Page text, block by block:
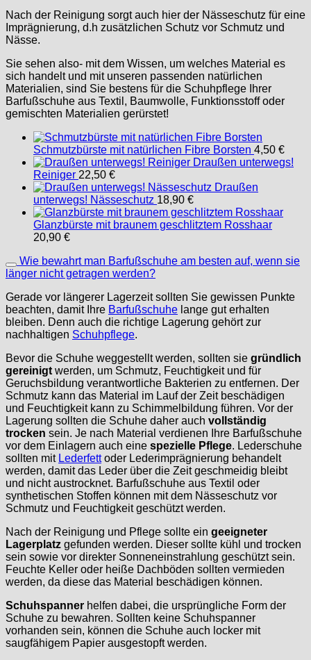
Nach der Reinigung sorgt auch hier der Nässeschutz für eine
Imprägnierung, d.h zusätzlichen Schutz vor Schmutz und
Nässe.
Sie sehen also- mit dem Wissen, um welches Material es
sich handelt und mit unseren passenden natürlichen
Materialien, sind Sie bestens für die Schuhpflege Ihrer
Barfußschuhe aus Textil, Baumwolle, Funktionsstoff oder
gemischten Materialien gerürstet!
Schmutzbürste mit natürlichen Fibre Borsten 4,50 €
Draußen unterwegs!
Reiniger 22,50 €
Draußen
unterwegs! Nässeschutz 18,90 €
Glanzbürste mit braunem geschlitztem Rosshaar
20,90 €
Wie bewahrt man Barfußschuhe am besten auf, wenn sie
länger nicht getragen werden?
Gerade vor längerer Lagerzeit sollten Sie gewissen Punkte
beachten, damit Ihre Barfußschuhe lange gut erhalten
bleiben. Denn auch die richtige Lagerung gehört zur
nachhaltigen Schuhpflege.
Bevor die Schuhe weggestellt werden, sollten sie gründlich
gereinigt werden, um Schmutz, Feuchtigkeit und für
Geruchsbildung verantwortliche Bakterien zu entfernen. Der
Schmutz kann das Material im Lauf der Zeit beschädigen
und Feuchtigkeit kann zu Schimmelbildung führen. Vor der
Lagerung sollten die Schuhe daher auch vollständig
trocken sein. Je nach Material verdienen Ihre Barfußschuhe
vor dem Einlagern auch eine spezielle Pflege. Lederschuhe
sollten mit Lederfettoder Lederimprägnierung behandelt
werden, damit das Leder über die Zeit geschmeidig bleibt
und nicht austrocknet. Barfußschuhe aus Textil oder
synthetischen Stoffen können mit dem Nässeschutz vor
Schmutz und Feuchtigkeit geschützt werden.
Nach der Reinigung und Pflege sollte ein geeigneter
Lagerplatz gefunden werden. Dieser sollte kühl und trocken
sein sowie vor direkter Sonneneinstrahlung geschützt sein.
Feuchte Keller oder heiße Dachböden sollten vermieden
werden, da diese das Material beschädigen können.
Schuhspanner helfen dabei, die ursprüngliche Form der
Schuhe zu bewahren. Sollten keine Schuhspanner
vorhanden sein, können die Schuhe auch locker mit
saugfähigem Papier ausgestopft werden.